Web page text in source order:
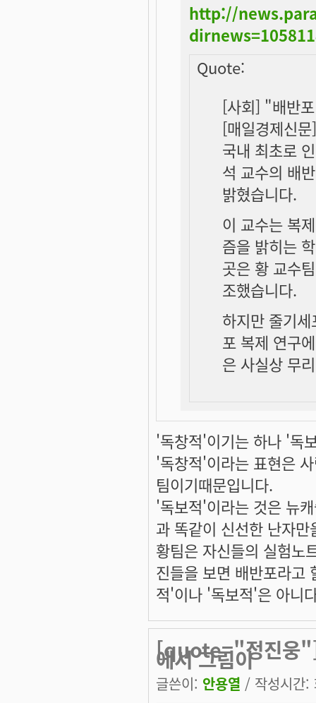
http://
Quote:
[사회] "배반
[매일경제신
국내 최초로
석 교수의 배
밝혔습니다.
이 교수는 복
즘을 밝히는
곳은 황 교수
조했습니다.
하지만 줄기
포 복제 연구
은 사실상 무
'독창적'이기는 하나 '독
'독창적'이라는 표현은
팀이기때문입니다.
'독보적'이라는 것은 뉴
과 똑같이 신선한 난자
황팀은 자신들의 실험노
진들을 보면 배반포라고
적'이나 '독보적'은 아니
[quote="정진웅"]
에서 그림이
글쓴이: 안용열 / 작성시간